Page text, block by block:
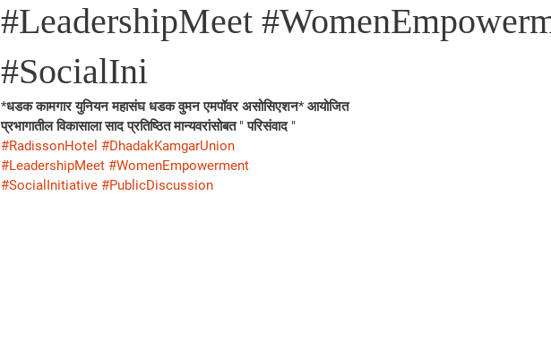
#LeadershipMeet
#SocialIni
*धडक कामगार युनियन महासंघ धडक वुमन एमपॉवर असोसिएशन* आयोजित
प्रभागातील विकासाला साद प्रतिष्ठित मान्यवरांसोबत " परिसंवाद "
#RadissonHotel #DhadakKamgarUnion
#LeadershipMeet #WomenEmpowerment
#SocialInitiative #PublicDiscussion